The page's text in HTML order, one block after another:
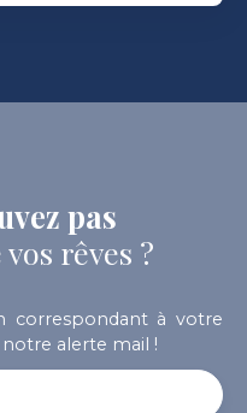
pas
rêves ?
correspondant à votre
alerte mail !